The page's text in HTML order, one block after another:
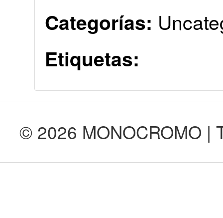
Categorías:
Etiquetas:
© 2026 MONOCROMO |